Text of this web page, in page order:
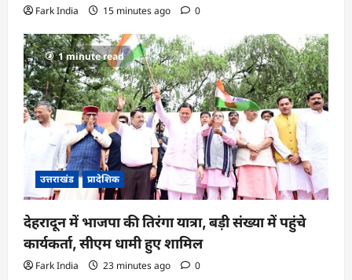
Fark India 15 minutes ago 0
1 minute read
उत्तराखंड प्रादेशिक
देहरादून में भाजपा की तिरंगा यात्रा, बड़ी संख्या में पहुंचे
कार्यकर्ता, सीएम धामी हुए शामिल
Fark India 23 minutes ago 0